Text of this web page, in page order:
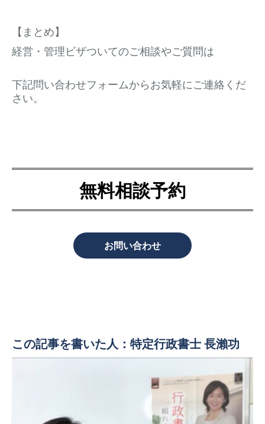
【まとめ】
経営・管理ビザついてのご相談やご質問は
下記問い合わせフォームからお気軽にご連絡くだ
さい。
無料相談予約
お問い合わせ
この記事を書いた人：特定行政書士 長瀨功